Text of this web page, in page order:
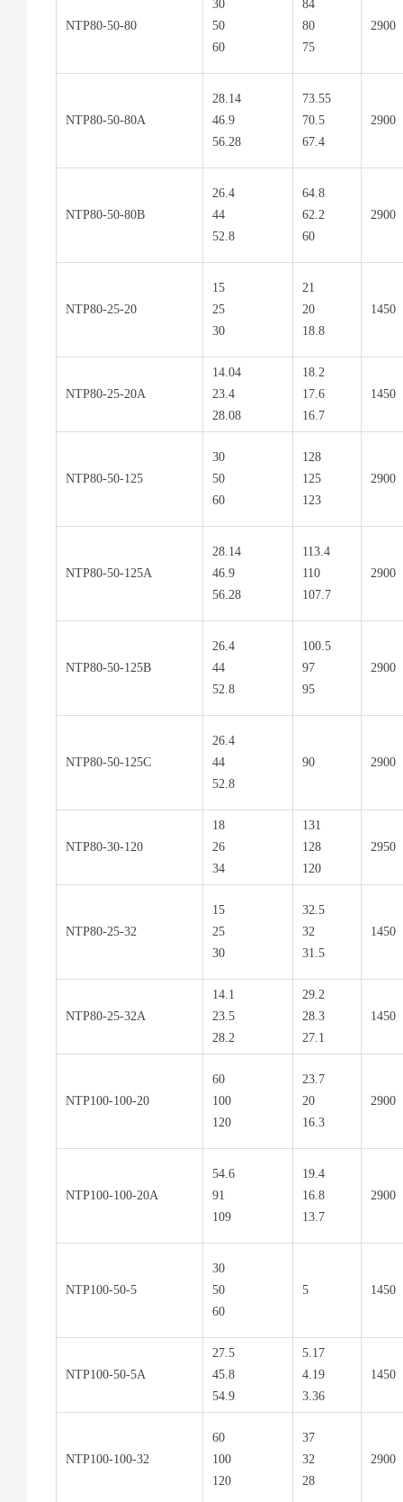
NTP80-50-80
30
50
60
84
80
75
2900
NTP80-50-80A
28.14
46.9
56.28
73.55
70.5
67.4
2900
NTP80-50-80B
26.4
44
52.8
64.8
62.2
60
2900
NTP80-25-20
15
25
30
21
20
18.8
1450
NTP80-25-20A
14.04
23.4
28.08
18.2
17.6
16.7
1450
NTP80-50-125
30
50
60
128
125
123
2900
NTP80-50-125A
28.14
46.9
56.28
113.4
110
107.7
2900
NTP80-50-125B
26.4
44
52.8
100.5
97
95
2900
NTP80-50-125C
26.4
44
52.8
90 2900
NTP80-30-120
18
26
34
131
128
120
2950
NTP80-25-32
15
25
30
32.5
32
31.5
1450
NTP80-25-32A
14.1
23.5
28.2
29.2
28.3
27.1
1450
NTP100-100-20
60
100
120
23.7
20
16.3
2900
NTP100-100-20A
54.6
91
109
19.4
16.8
13.7
2900
NTP100-50-5
30
50
60
5 1450
NTP100-50-5A
27.5
45.8
54.9
5.17
4.19
3.36
1450
NTP100-100-32
60
100
120
37
32
28
2900